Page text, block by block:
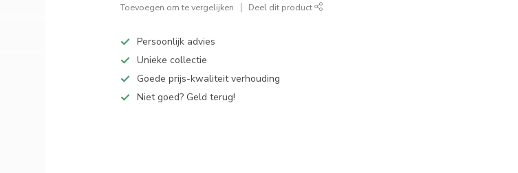
Toevoegen om te vergelijken Deel dit product
Persoonlijk advies
Unieke collectie
Goede prijs-kwaliteit verhouding
Niet goed? Geld terug!